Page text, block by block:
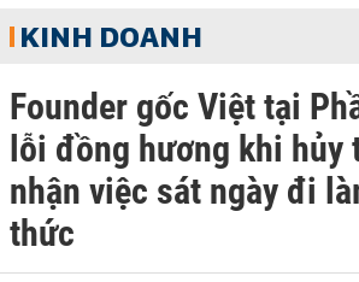
KINH DOANH
Founder gốc Việt tại
lỗi đồng hương khi hủy
nhận việc sát ngày đi
thức